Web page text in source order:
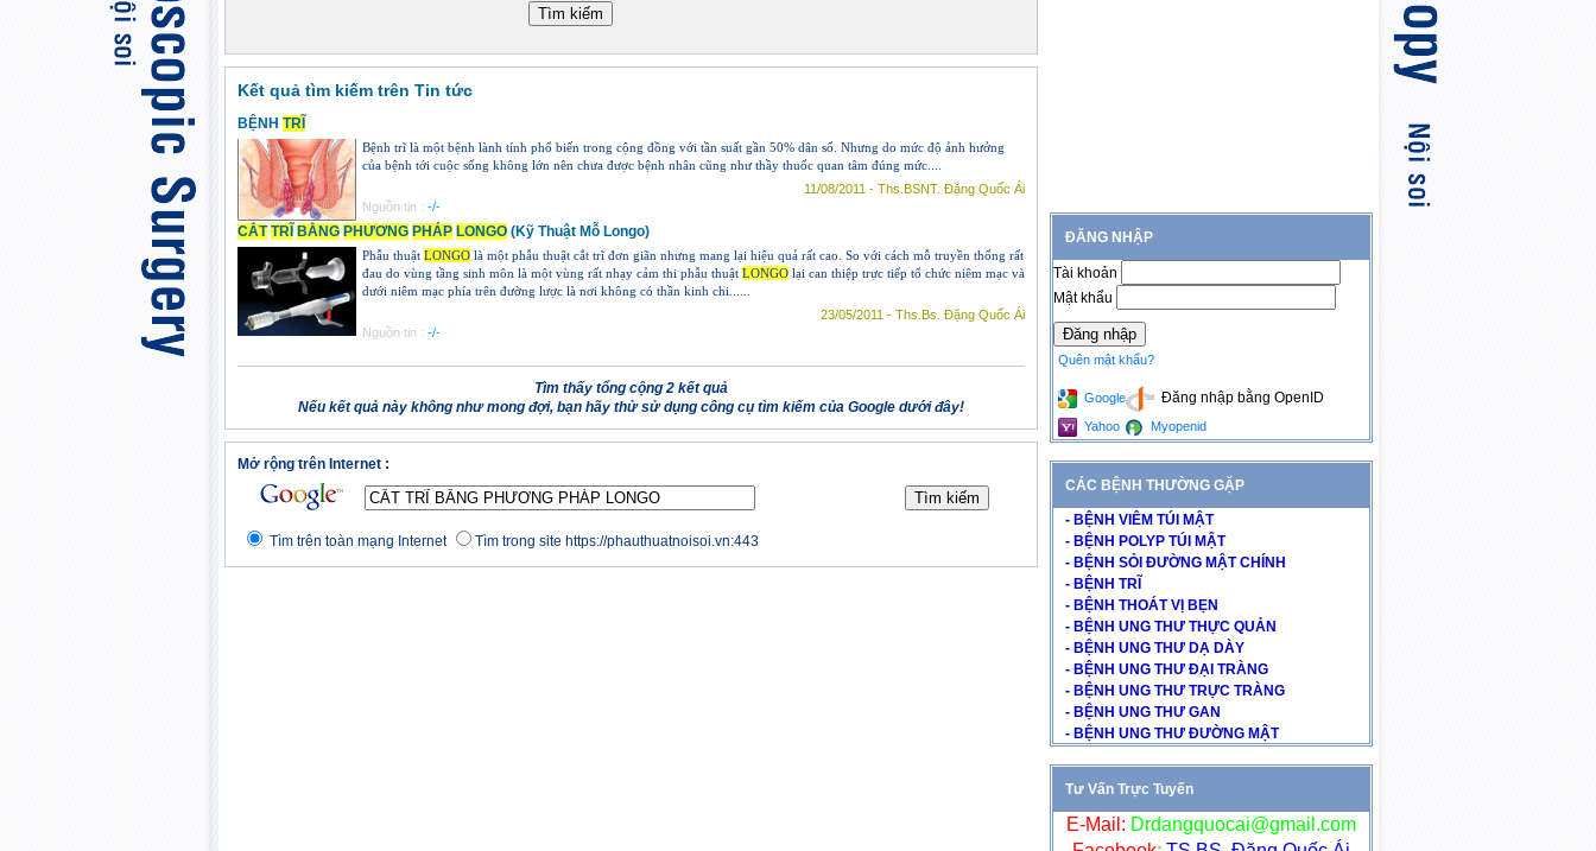
Kết quả tìm kiếm trên Tin tức
BỆNH TRĨ
Bệnh trĩ là một bệnh lành tính phổ biến trong cộng đồng với tần suất gần 50% dân số. Nhưng do mức độ ảnh hưởng
của bệnh tới cuộc sống không lớn nên chưa được bệnh nhân cũng như thầy thuốc quan tâm đúng mức....
11/08/2011 - Ths.BSNT. Đặng Quốc Ái
Nguồn tin : -/-
CẮT TRĨ BẰNG PHƯƠNG PHÁP LONGO(Kỹ Thuật Mỗ Longo)
Phẫu thuật LONGOlà một phẫu thuật cắt trĩ đơn giãn nhưng mang lại hiệu quả rất cao. So với cách mỗ truyền thống rất
đau do vùng tầng sinh môn là một vùng rất nhạy cảm thi phẫu thuật LONGOlại can thiệp trực tiếp tổ chức niêm mạc và
dưới niêm mạc phía trên đường lược là nơi không có thần kinh chi......
23/05/2011 - Ths.Bs. Đặng Quốc Ái
Nguồn tin : -/-
Tìm thấy tổng cộng 2 kết quả
Nếu kết quả này không như mong đợi, bạn hãy thử sử dụng công cụ tìm kiếm của Google dưới đây!
Mở rộng trên Internet :
Tìm trên toàn mạng Internet Tìm trong site https://phauthuatnoisoi.vn:443
ĐĂNG NHẬP
Tài khoản
Mật khẩu
Quên mật khẩu?
Đăng nhập bằng OpenID
Google
Yahoo
Myopenid
CÁC BỆNH THƯỜNG GẶP
- BỆNH VIÊM TÚI MẬT
- BỆNH POLYP TÚI MẬT
- BỆNH SỎI ĐƯỜNG MẬT CHÍNH
- BỆNH TRĨ
- BỆNH THOÁT VỊ BẸN
- BỆNH UNG THƯ THỰC QUẢN
- BỆNH UNG THƯ DẠ DÀY
- BỆNH UNG THƯ ĐẠI TRÀNG
- BỆNH UNG THƯ TRỰC TRÀNG
- BỆNH UNG THƯ GAN
- BỆNH UNG THƯ ĐƯỜNG MẬT
Tư Vấn Trực Tuyến
E-Mail: Drdangquocai@gmail.com